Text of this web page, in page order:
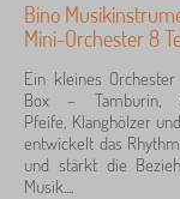
Bino
Mini-Orchester 8
Ein kleines
Box – Tamburin,
Pfeife, Klanghölzer
entwickelt das
und stärkt die
Musik....